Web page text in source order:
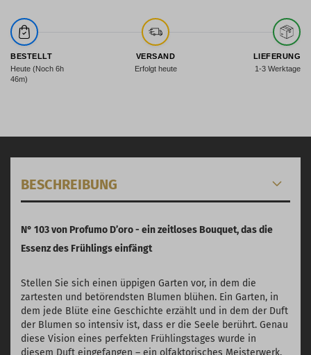
BESTELLT
Heute (Noch 6h
46m)
VERSAND
Erfolgt heute
LIEFERUNG
1-3 Werktage
BESCHREIBUNG
N° 103 von Profumo D’oro - ein zeitloses Bouquet, das die
Essenz des Frühlings einfängt
Stellen Sie sich einen üppigen Garten vor, in dem die
zartesten und betörendsten Blumen blühen. Ein Garten, in
dem jede Blüte eine Geschichte erzählt und in dem der Duft
der Blumen so intensiv ist, dass er die Seele berührt. Genau
diese Vision eines perfekten Frühlingstages wurde in
diesem Duft eingefangen – ein olfaktorisches Meisterwerk,